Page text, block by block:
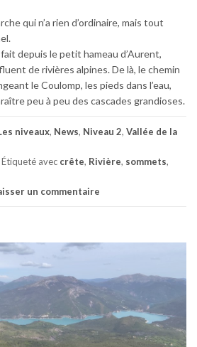
qui n’a rien d’ordinaire, mais tout
depuis le petit hameau d’Aurent,
de rivières alpines. De là, le chemin
le Coulomp, les pieds dans l’eau,
peu à peu des cascades grandioses.
niveaux, News, Niveau 2, Vallée de la
Étiqueté avec crête, Rivière, sommets,
un commentaire